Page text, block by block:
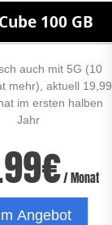
100 GB
auch mit 5G (10
mehr), aktuell 19,99
im ersten halben
Jahr
€/ Monat
Angebot